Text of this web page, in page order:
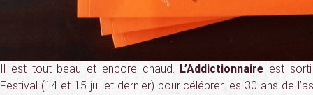
Il est tout beau et encore chaud. L’Addictionnaire est
Festival (14 et 15 juillet dernier) pour célébrer les 30 ans de